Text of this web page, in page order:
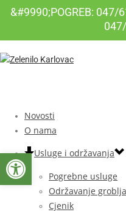
&#9990;POGREB: 047/
Novosti
O nama
Usluge i održavanja
Pogrebne usluge
Održavanje groblja
Cjenik
Open toolbar